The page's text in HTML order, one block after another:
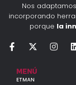
Nos
incorporando
porque la
MENÚ
ETMAN